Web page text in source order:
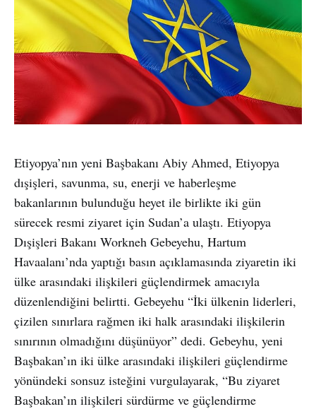
Etiyopya’nın yeni Başbakanı Abiy Ahmed, Etiyopya
dışişleri, savunma, su, enerji ve haberleşme
bakanlarının bulunduğu heyet ile birlikte iki gün
sürecek resmi ziyaret için Sudan’a ulaştı. Etiyopya
Dışişleri Bakanı Workneh Gebeyehu, Hartum
Havaalanı’nda yaptığı basın açıklamasında ziyaretin iki
ülke arasındaki ilişkileri güçlendirmek amacıyla
düzenlendiğini belirtti. Gebeyehu “İki ülkenin liderleri,
çizilen sınırlara rağmen iki halk arasındaki ilişkilerin
sınırının olmadığını düşünüyor” dedi. Gebeyhu, yeni
Başbakan’ın iki ülke arasındaki ilişkileri güçlendirme
yönündeki sonsuz isteğini vurgulayarak, “Bu ziyaret
Başbakan’ın ilişkileri sürdürme ve güçlendirme